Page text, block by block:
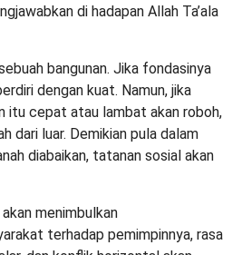
di hadapan Allah Ta’ala
bangunan. Jika fondasinya
dengan kuat. Namun, jika
itu cepat atau lambat akan roboh,
dari luar. Demikian pula dalam
diabaikan, tatanan sosial akan
menimbulkan
terhadap pemimpinnya, rasa